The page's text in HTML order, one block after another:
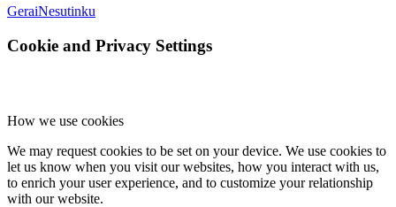
GeraiNesutinku
Cookie and Privacy Settings
How we use cookies
We may request cookies to be set on your device. We use cookies to
let us know when you visit our websites, how you interact with us,
to enrich your user experience, and to customize your relationship
with our website.